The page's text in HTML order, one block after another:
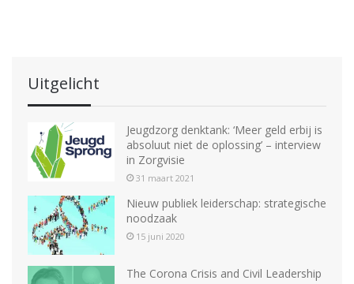
Uitgelicht
Jeugdzorg denktank: ‘Meer geld erbij is
absoluut niet de oplossing’ – interview
in Zorgvisie
31 maart 2021
Nieuw publiek leiderschap: strategische
noodzaak
15 juni 2020
The Corona Crisis and Civil Leadership